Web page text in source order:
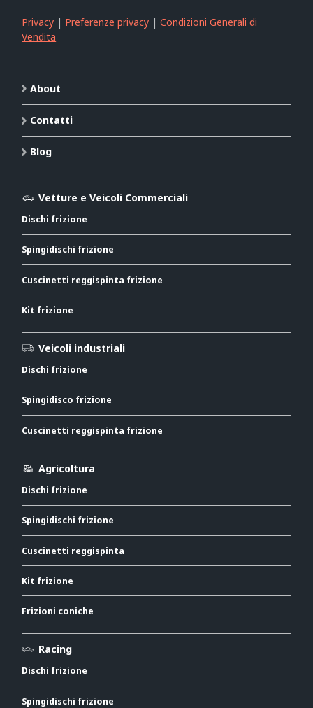
Privacy | Preferenze privacy |Condizioni Generali di
Vendita
About
Contatti
Blog
Vetture e Veicoli Commerciali
Dischi frizione
Spingidischi frizione
Cuscinetti reggispinta frizione
Kit frizione
Veicoli industriali
Dischi frizione
Spingidisco frizione
Cuscinetti reggispinta frizione
Agricoltura
Dischi frizione
Spingidischi frizione
Cuscinetti reggispinta
Kit frizione
Frizioni coniche
Racing
Dischi frizione
Spingidischi frizione